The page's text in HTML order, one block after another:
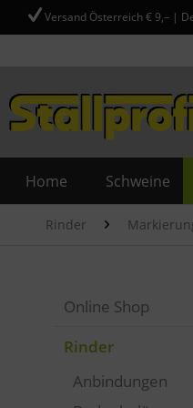
Versand Österreich € 9,– |
Home Schweine
Rinder
Online Shop
Rinder
Anbindungen